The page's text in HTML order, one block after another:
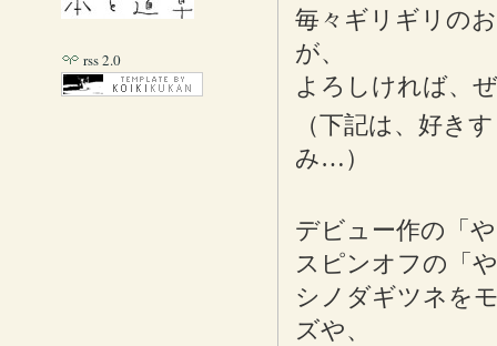
毎々ギリギリの
が、
よろしければ、
（下記は、好き
み…）
デビュー作の「
スピンオフの「
シノダギツネを
ズや、
rss 2.0